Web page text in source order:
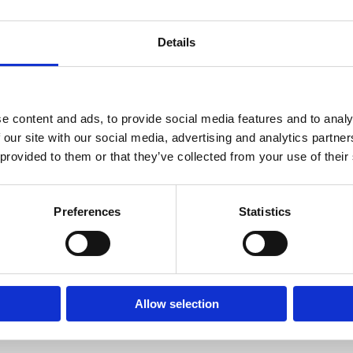
Details
content and ads, to provide social media features and to
site with our social media, advertising and analytics
to them or that they’ve collected from your use of
Preferences Statistics
Allow selection
coat en een rubber base gelcoat is de dikte van de consistentie; rubber
het op het kwastje droogt.
als de laag die hecht aan zowel de nagelplaat ALS de coating
Zodra je klaar bent met het aanbrengen van rubber base, heb je de
rubber base coat en nude rubber base coat in verschillende nude
beschikbaar voor de groothandel.
voor meer informatie.